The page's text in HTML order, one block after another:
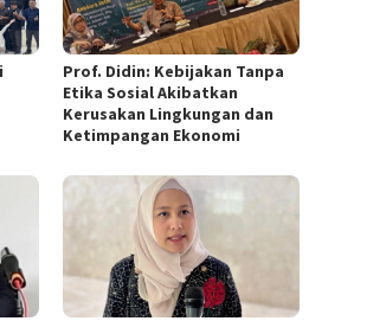
Prof. Didin: Kebijakan Tanpa
Etika Sosial Akibatkan
Kerusakan Lingkungan dan
Ketimpangan Ekonomi